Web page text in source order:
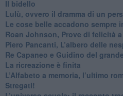
Il bidello
Lulù, ovvero il dramma di un
Le cose belle accadono sempre
Roan Johnson, Prove di felicità a
Piero Pancanti, L’albero delle
Re Capaneo e Guidino del
La ricreazione è finita
​L’Alfabeto a memoria, l’ultimo
​Stregati!